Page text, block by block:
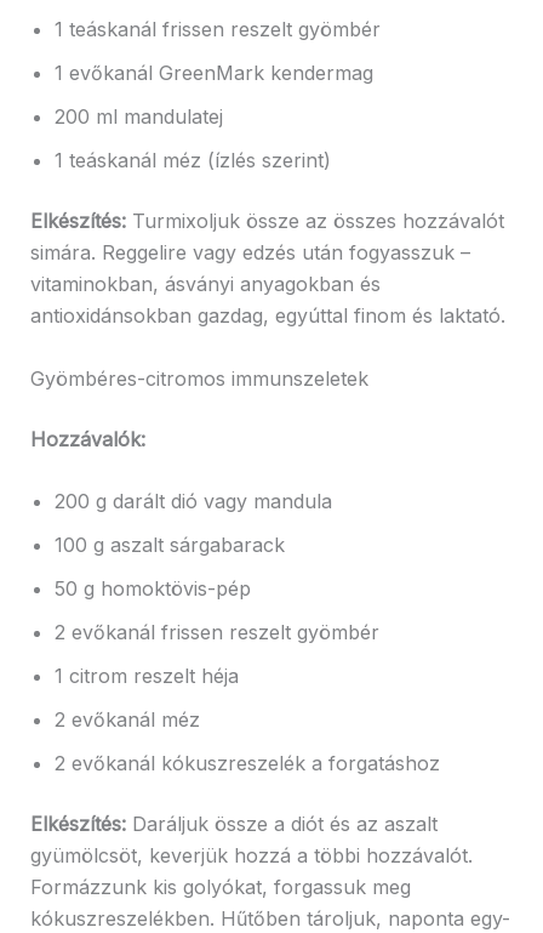
1 teáskanál frissen reszelt gyömbér
1 evőkanál GreenMark kendermag
200 ml mandulatej
1 teáskanál méz (ízlés szerint)
Elkészítés:Turmixoljuk össze az összes hozzávalót
simára. Reggelire vagy edzés után fogyasszuk –
vitaminokban, ásványi anyagokban és
antioxidánsokban gazdag, egyúttal finom és laktató.
Gyömbéres-citromos immunszeletek
Hozzávalók:
200 g darált dió vagy mandula
100 g aszalt sárgabarack
50 g homoktövis-pép
2 evőkanál frissen reszelt gyömbér
1 citrom reszelt héja
2 evőkanál méz
2 evőkanál kókuszreszelék a forgatáshoz
Elkészítés:Daráljuk össze a diót és az aszalt
gyümölcsöt, keverjük hozzá a többi hozzávalót.
Formázzunk kis golyókat, forgassuk meg
kókuszreszelékben. Hűtőben tároljuk, naponta egy-